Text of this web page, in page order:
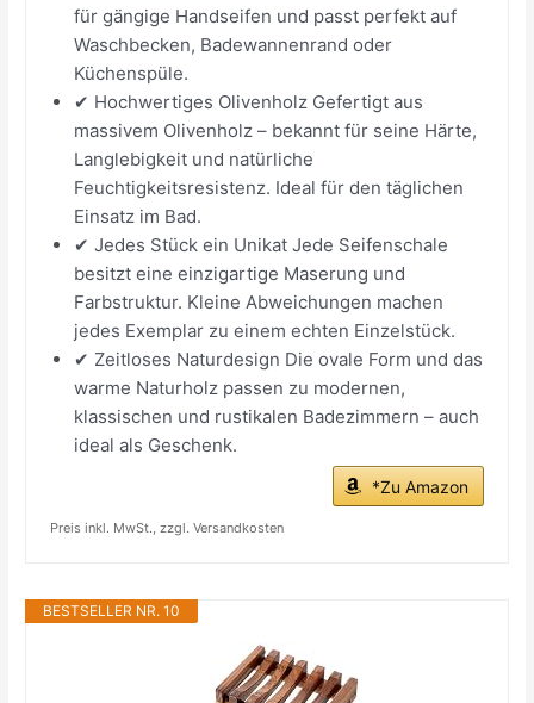
für gängige Handseifen und passt perfekt auf
Waschbecken, Badewannenrand oder
Küchenspüle.
✔ Hochwertiges Olivenholz Gefertigt aus
massivem Olivenholz – bekannt für seine Härte,
Langlebigkeit und natürliche
Feuchtigkeitsresistenz. Ideal für den täglichen
Einsatz im Bad.
✔ Jedes Stück ein Unikat Jede Seifenschale
besitzt eine einzigartige Maserung und
Farbstruktur. Kleine Abweichungen machen
jedes Exemplar zu einem echten Einzelstück.
✔ Zeitloses Naturdesign Die ovale Form und das
warme Naturholz passen zu modernen,
klassischen und rustikalen Badezimmern – auch
ideal als Geschenk.
*Zu Amazon
Preis inkl. MwSt., zzgl. Versandkosten
BESTSELLER NR. 10